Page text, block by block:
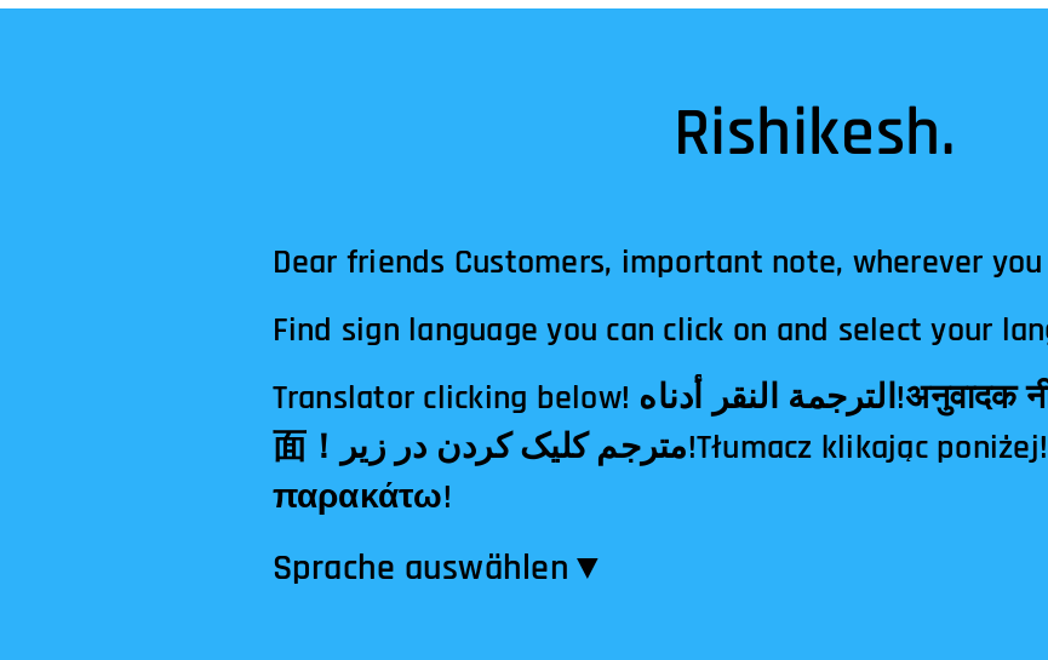
Rishikesh.
Dear friends Customers, important note, wherever
Find sign language you can click on and select your
Translator clicking below! الترجمة النقر أدناه!अनुवादक नीचे क्लिक!翻译点击下
面！مترجم کلیک کردن در زیر!Tłumacz klikając poniżej!Μεταφραστής κλικ
παρακάτω!
Sprache auswählen​▼